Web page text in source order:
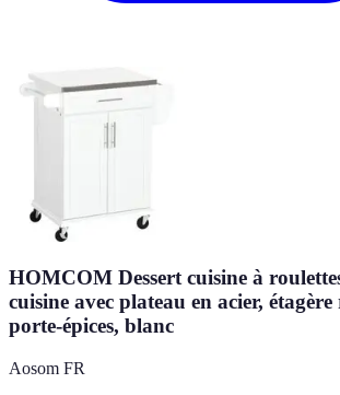
HOMCOM Dessert cuisine à
cuisine avec plateau en acier,
porte-épices, blanc
Aosom FR